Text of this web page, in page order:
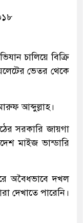
চালিয়ে বিক্রি
ভেতর থেকে
আব্দুল্লাহ।
সরকারি জায়গা
মাইজ ভান্ডারি
অবৈধভাবে দখল
দেখাতে পারেনি।